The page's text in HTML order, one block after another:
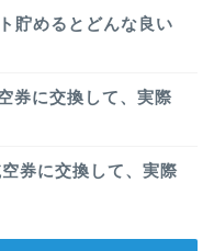
貯めるとどんな良い
券に交換して、実際
券に交換して、実際